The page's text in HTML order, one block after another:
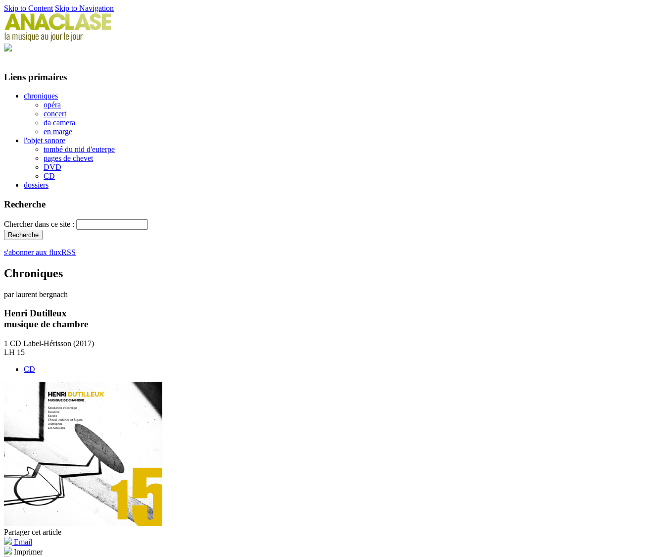
Skip to Content Skip to Navigation
Liens primaires
chroniques
opéra
concert
da camera
en marge
l'objet sonore
tombé du nid d'euterpe
pages de chevet
DVD
CD
dossiers
Recherche
Chercher dans ce site :
s'abonner aux fluxRSS
Chroniques
par laurent bergnach
Henri Dutilleux
musique de chambre
1 CD Label-Hérisson (2017)
LH 15
CD
Partager cet article
Email
Imprimer